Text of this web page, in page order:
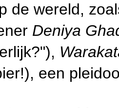
de wereld,
Deniya
een